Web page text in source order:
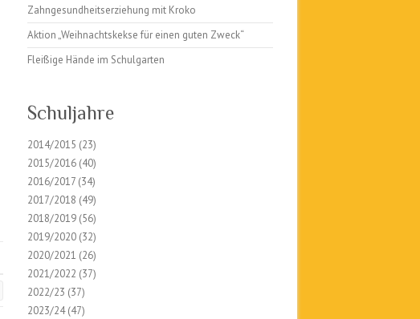
Zahngesundheitserziehung mit Kroko
Aktion „Weihnachtskekse für einen guten Zweck“
Fleißige Hände im Schulgarten
Schuljahre
2014/2015 (23)
2015/2016 (40)
2016/2017 (34)
2017/2018 (49)
2018/2019 (56)
2019/2020 (32)
2020/2021 (26)
2021/2022 (37)
2022/23 (37)
2023/24(47)